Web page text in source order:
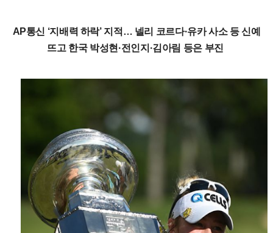
AP통신 ‘지배력 하락’ 지적… 넬리 코르다·유카 사소 등 신예
뜨고 한국 박성현·전인지·김아림 등은 부진